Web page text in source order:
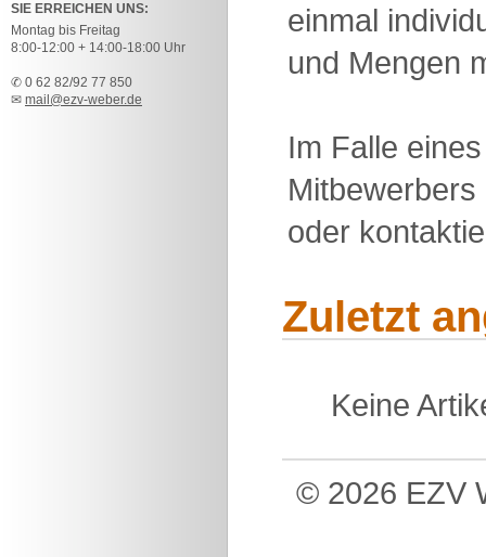
SIE ERREICHEN UNS:
Montag bis Freitag
8:00-12:00 + 14:00-18:00 Uhr
✆ 0 62 82/92 77 850
✉ mail@ezv-weber.de
einmal
und Mengen
Im Falle
oder
Zuletzt
Keine
© 2026 EZV